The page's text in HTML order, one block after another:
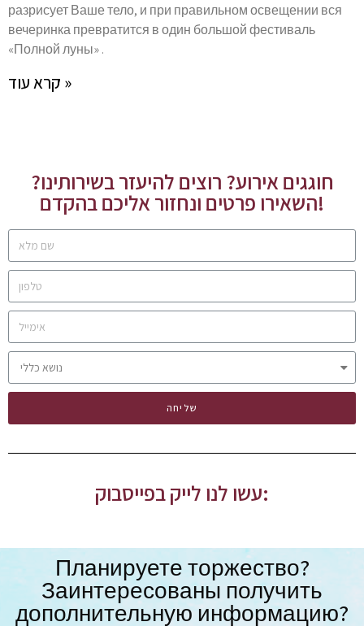
разрисует Ваше тело, и при правильном освещении вся
вечеринка превратится в один большой фестиваль
«Полной луны» .
קרא עוד »
חוגגים אירוע? רוצים להיעזר בשירותינו?
השאירו פרטים ונחזור אליכם בהקדם!
שליחה
עשו לנו לייק בפייסבוק:
Планируете торжество?
Заинтересованы получить
дополнительную информацию?